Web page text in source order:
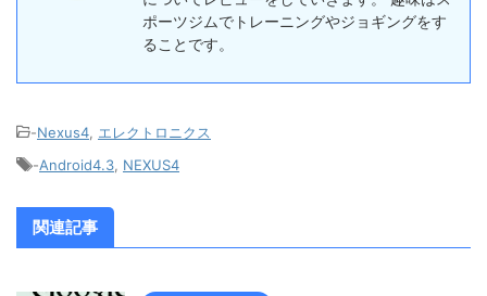
ポーツジムでトレーニングやジョギングをす
ることです。
-Nexus4, エレクトロニクス
-Android4.3, NEXUS4
関連記事